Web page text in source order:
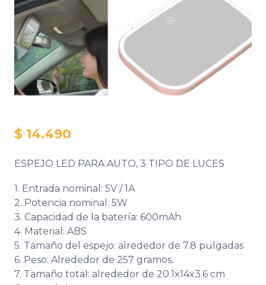
BEBES
Y NIÑOS
$ 14.490
ESPEJO LED PARA AUTO, 3 TIPO DE LUCES
1. Entrada nominal: 5V / 1A
2. Potencia nominal: 5W
3. Capacidad de la batería: 600mAh
4. Material: ABS
5. Tamaño del espejo: alrededor de 7.8 pulgadas
6. Peso: Alrededor de 257 gramos.
7. Tamaño total: alrededor de 20.1x14x3.6 cm